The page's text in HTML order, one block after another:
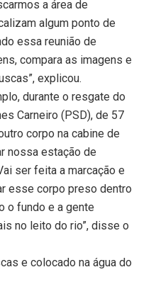
a área de
algum ponto de
essa reunião de
compara as imagens e
explicou.
durante o resgate do
Carneiro (PSD), de 57
corpo na cabine de
nossa estação de
ser feita a marcação e
esse corpo preso dentro
o fundo e a gente
no leito do rio”, disse o
e colocado na água do